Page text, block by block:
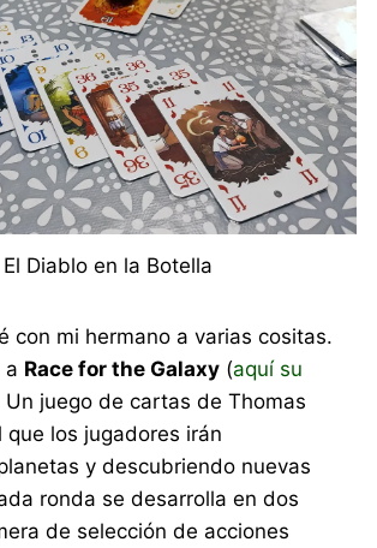
El Diablo en la Botella
con mi hermano a varias cositas.
a Race for the Galaxy (aquí su
Un juego de cartas de Thomas
que los jugadores irán
y descubriendo nuevas
ronda se desarrolla en dos
de selección de acciones